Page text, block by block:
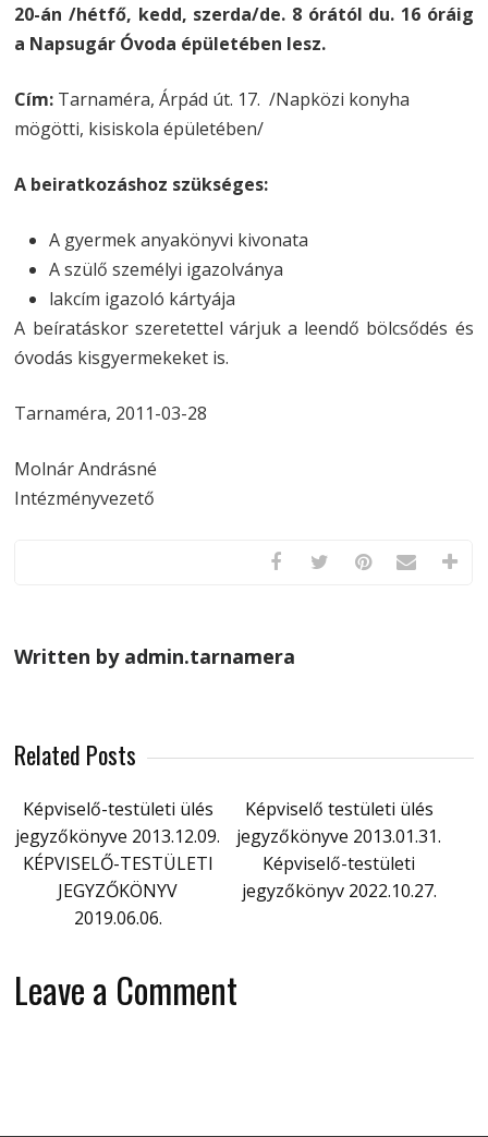
20-án /hétfő, kedd, szerda/de. 8 órától du. 16 óráig
a Napsugár Óvoda épületében lesz.
Cím: Tarnaméra, Árpád út. 17. /Napközi konyha
mögötti, kisiskola épületében/
A beiratkozáshoz szükséges:
A gyermek anyakönyvi kivonata
A szülő személyi igazolványa
lakcím igazoló kártyája
A beíratáskor szeretettel várjuk a leendő bölcsődés és
óvodás kisgyermekeket is.
Tarnaméra, 2011-03-28
Molnár Andrásné
Intézményvezető
Written by admin.tarnamera
Related Posts
Képviselő-testületi ülés
jegyzőkönyve 2013.12.09.
Képviselő testületi ülés
jegyzőkönyve 2013.01.31.
KÉPVISELŐ-TESTÜLETI
JEGYZŐKÖNYV
2019.06.06.
Képviselő-testületi
jegyzőkönyv 2022.10.27.
Leave a Comment